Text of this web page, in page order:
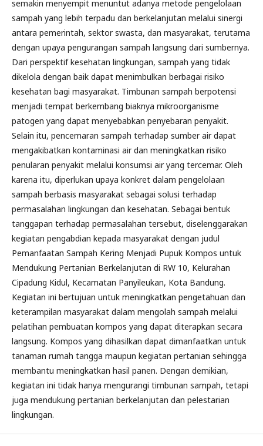
semakin menyempit menuntut adanya metode pengelolaan
sampah yang lebih terpadu dan berkelanjutan melalui sinergi
antara pemerintah, sektor swasta, dan masyarakat, terutama
dengan upaya pengurangan sampah langsung dari sumbernya.
Dari perspektif kesehatan lingkungan, sampah yang tidak
dikelola dengan baik dapat menimbulkan berbagai risiko
kesehatan bagi masyarakat. Timbunan sampah berpotensi
menjadi tempat berkembang biaknya mikroorganisme
patogen yang dapat menyebabkan penyebaran penyakit.
Selain itu, pencemaran sampah terhadap sumber air dapat
mengakibatkan kontaminasi air dan meningkatkan risiko
penularan penyakit melalui konsumsi air yang tercemar. Oleh
karena itu, diperlukan upaya konkret dalam pengelolaan
sampah berbasis masyarakat sebagai solusi terhadap
permasalahan lingkungan dan kesehatan. Sebagai bentuk
tanggapan terhadap permasalahan tersebut, diselenggarakan
kegiatan pengabdian kepada masyarakat dengan judul
Pemanfaatan Sampah Kering Menjadi Pupuk Kompos untuk
Mendukung Pertanian Berkelanjutan di RW 10, Kelurahan
Cipadung Kidul, Kecamatan Panyileukan, Kota Bandung.
Kegiatan ini bertujuan untuk meningkatkan pengetahuan dan
keterampilan masyarakat dalam mengolah sampah melalui
pelatihan pembuatan kompos yang dapat diterapkan secara
langsung. Kompos yang dihasilkan dapat dimanfaatkan untuk
tanaman rumah tangga maupun kegiatan pertanian sehingga
membantu meningkatkan hasil panen. Dengan demikian,
kegiatan ini tidak hanya mengurangi timbunan sampah, tetapi
juga mendukung pertanian berkelanjutan dan pelestarian
lingkungan.